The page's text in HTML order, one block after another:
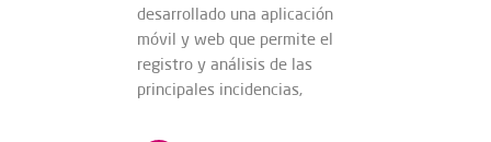
desarrollado una aplicación
móvil y web que permite el
registro y análisis de las
principales incidencias,